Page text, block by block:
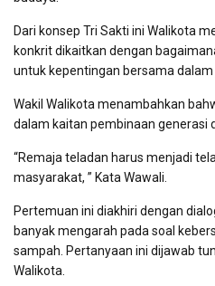
Dari konsep Tri Sakti ini Walikota
konkrit dikaitkan dengan
untuk kepentingan bersama dalam
Wakil Walikota menambahkan
dalam kaitan pembinaan generasi
“Remaja teladan harus menjadi
masyarakat, ” Kata Wawali.
Pertemuan ini diakhiri dengan
banyak mengarah pada soal
sampah. Pertanyaan ini dijawab
Walikota.